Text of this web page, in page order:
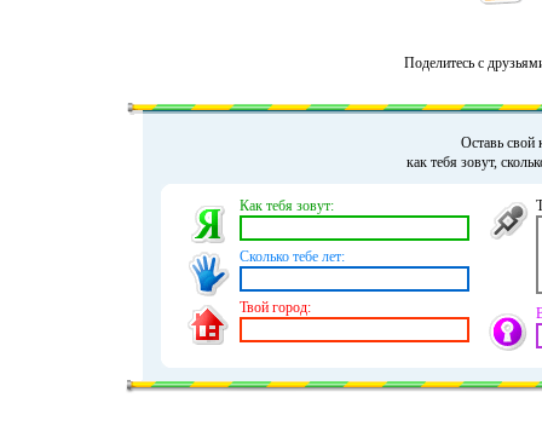
Поделитесь с
Оставь свой
как тебя зовут,
Как тебя зовут:
Сколько тебе лет:
Твой город: